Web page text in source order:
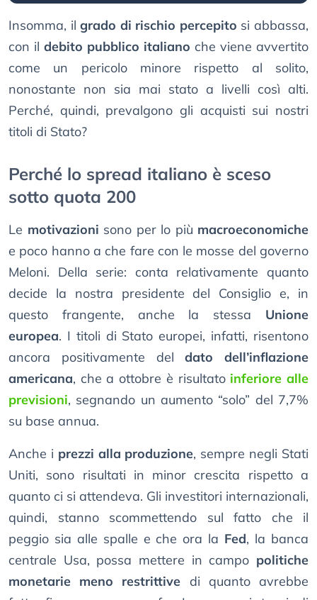
Insomma, ilgrado di rischio percepito si abbassa,
con il debito pubblico italiano che viene avvertito
come un pericolo minore rispetto al solito,
nonostante non sia mai stato a livelli così alti.
Perché, quindi, prevalgono gli acquisti sui nostri
titoli di Stato?
Perché lo spread italiano è sceso
sotto quota 200
Le motivazioni sono per lo più macroeconomiche
e poco hanno a che fare con le mosse del governo
Meloni. Della serie: conta relativamente quanto
decide la nostra presidente del Consiglio e, in
questo frangente, anche la stessa Unione
europea. I titoli di Stato europei, infatti, risentono
ancora positivamente deldato dell’inflazione
americana, che a ottobre è risultato inferiore alle
previsioni, segnando un aumento “solo” del 7,7%
su base annua.
Anche i prezzi alla produzione, sempre negli Stati
Uniti, sono risultati in minor crescita rispetto a
quanto ci si attendeva. Gli investitori internazionali,
quindi, stanno scommettendo sul fatto che il
peggio sia alle spalle e che ora la Fed, la banca
centrale Usa, possa mettere in campo politiche
monetarie meno restrittive di quanto avrebbe